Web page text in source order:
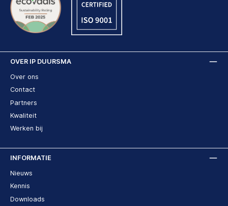
OVER IP DUURSMA
Over ons
Contact
Partners
Kwaliteit
Werken bij
INFORMATIE
Nieuws
Kennis
Downloads